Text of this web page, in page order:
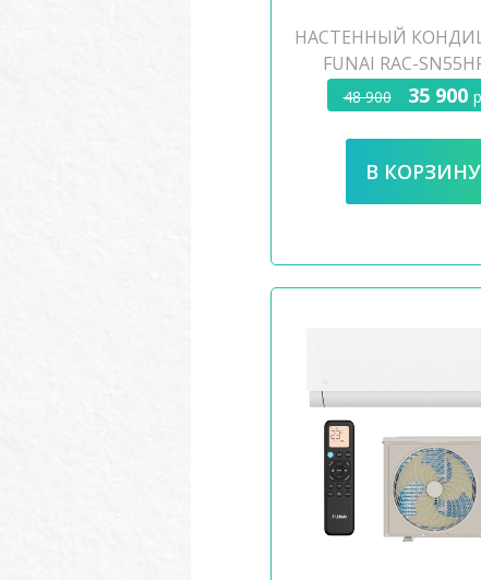
НАСТЕННЫЙ
FUNAI RAC-
48 900 35 900